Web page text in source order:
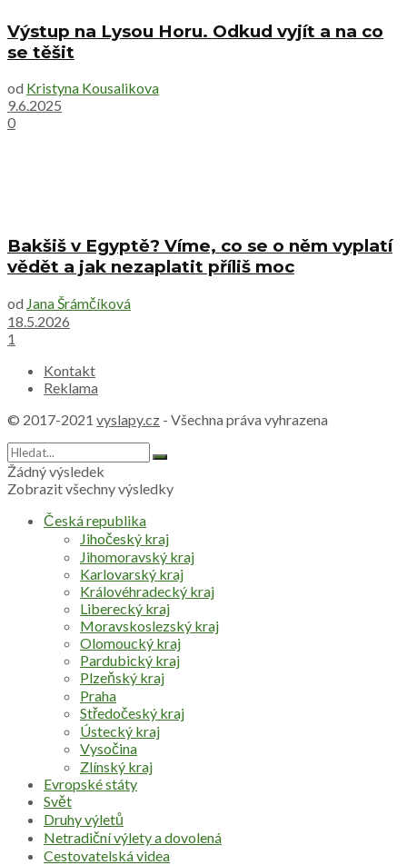
Výstup na Lysou Horu. Odkud vyjít a na co
se těšit
od Kristyna Kousalikova
9.6.2025
0
Bakšiš v Egyptě? Víme, co se o něm vyplatí
vědět a jak nezaplatit příliš moc
od Jana Šrámčíková
18.5.2026
1
Kontakt
Reklama
© 2017-2021 vyslapy.cz - Všechna práva vyhrazena
Žádný výsledek
Zobrazit všechny výsledky
Česká republika
Jihočeský kraj
Jihomoravský kraj
Karlovarský kraj
Královéhradecký kraj
Liberecký kraj
Moravskoslezský kraj
Olomoucký kraj
Pardubický kraj
Plzeňský kraj
Praha
Středočeský kraj
Ústecký kraj
Vysočina
Zlínský kraj
Evropské státy
Svět
Druhy výletů
Netradiční výlety a dovolená
Cestovatelská videa